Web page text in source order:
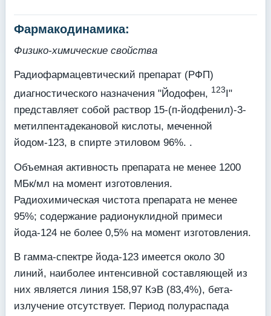
Фармакодинамика:
Физико-химические свойства
Радиофармацевтический препарат (РФП)
диагностического назначения "Йодофен, 123I"
представляет собой раствор 15-(п-йодфенил)-3-
метилпентадекановой кислоты, ме­ченной
йодом-123, в спирте этиловом 96%. .
Объемная активность препарата не менее 1200
МБк/мл на момент изготовления.
Радиохимическая чистота препарата не менее
95%; содержание радионуклидной примеси
йода-124 не более 0,5% на момент изготовления.
В гамма-спектре йода-123 имеется около 30
линий, наиболее интенсивной состав­ляющей из
них является линия 158,97 КэВ (83,4%), бета-
излучение отсутствует. Период полураспада